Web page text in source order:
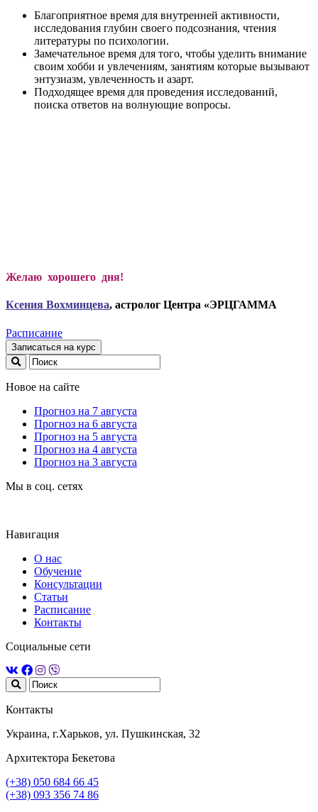
Благоприятное время для внутренней активности,
исследования глубин своего подсознания, чтения
литературы по психологии.
Замечательное время для того, чтобы уделить внимание
своим хобби и увлечениям, занятиям которые вызывают
энтузиазм, увлеченность и азарт.
Подходящее время для проведения исследований,
поиска ответов на волнующие вопросы.
Желаю хорошего дня!
Ксения Вохминцева, астролог Центра «ЭРЦГАММА
Расписание
Записаться на курс
Новое на сайте
Прогноз на 7 августа
Прогноз на 6 августа
Прогноз на 5 августа
Прогноз на 4 августа
Прогноз на 3 августа
Мы в соц. сетях
Навигация
О нас
Обучение
Консультации
Статьи
Расписание
Контакты
Социальные сети
Контакты
Украина, г.Харьков, ул. Пушкинская, 32
Архитектора Бекетова
(+38) 050 684 66 45
(+38) 093 356 74 86